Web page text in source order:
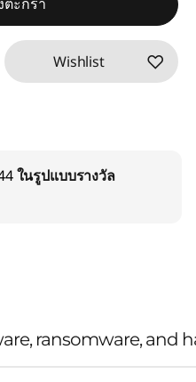
Wishlist
ในรูปแบบรางวัล
ransomware, and